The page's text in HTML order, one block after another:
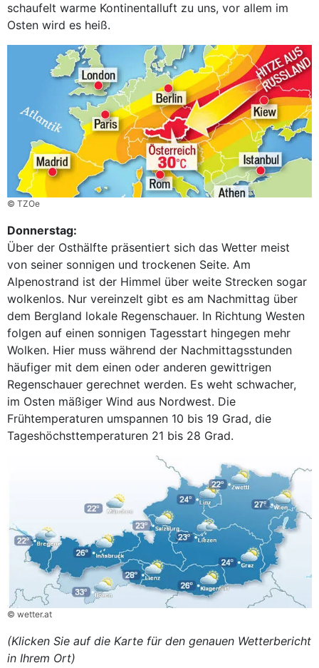
schaufelt warme Kontinentalluft zu uns, vor allem im
Osten wird es heiß.
© TZOe
Donnerstag:
Über der Osthälfte präsentiert sich das Wetter meist
von seiner sonnigen und trockenen Seite. Am
Alpenostrand ist der Himmel über weite Strecken sogar
wolkenlos. Nur vereinzelt gibt es am Nachmittag über
dem Bergland lokale Regenschauer. In Richtung Westen
folgen auf einen sonnigen Tagesstart hingegen mehr
Wolken. Hier muss während der Nachmittagsstunden
häufiger mit dem einen oder anderen gewittrigen
Regenschauer gerechnet werden. Es weht schwacher,
im Osten mäßiger Wind aus Nordwest. Die
Frühtemperaturen umspannen 10 bis 19 Grad, die
Tageshöchsttemperaturen 21 bis 28 Grad.
© wetter.at
(Klicken Sie auf die Karte für den genauen Wetterbericht
in Ihrem Ort)